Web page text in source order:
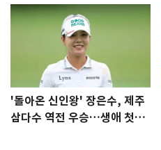
'돌아온 신인왕' 장은수, 제주
삼다수 역전 우승…생애 첫승